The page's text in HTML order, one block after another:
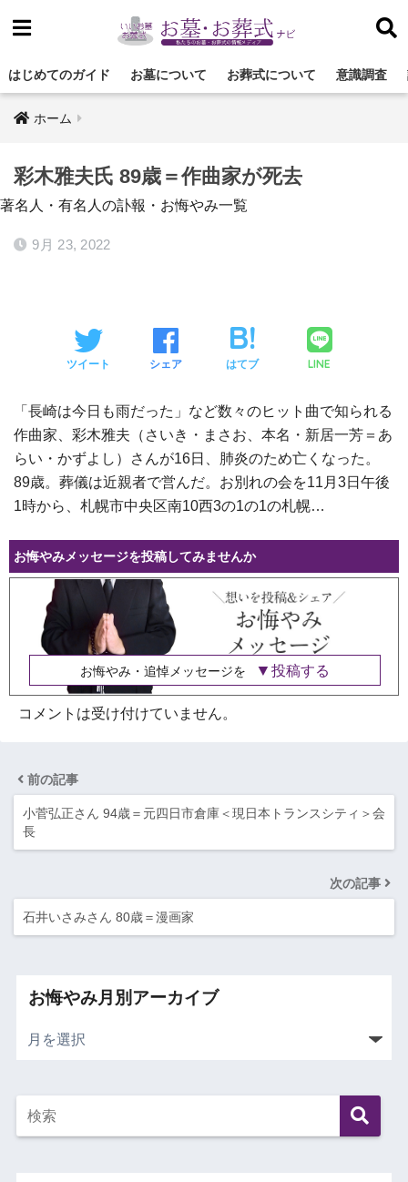
はじめてのガイド お墓について お葬式について 意識調査
ホーム
彩木雅夫氏 89歳＝作曲家が死去
著名人・有名人の訃報・お悔やみ一覧
9月 23, 2022
ツイート シェア はてブ LINE
「長崎は今日も雨だった」など数々のヒット曲で知られる
作曲家、彩木雅夫（さいき・まさお、本名・新居一芳＝あ
らい・かずよし）さんが16日、肺炎のため亡くなった。
89歳。葬儀は近親者で営んだ。お別れの会を11月3日午後
1時から、札幌市中央区南10西3の1の1の札幌…
お悔やみメッセージを投稿してみませんか
お悔やみ・追悼メッセージを 投稿する
コメントは受け付けていません。
前の記事
小菅弘正さん 94歳＝元四日市倉庫＜現日本トランスシティ＞会
長
次の記事
石井いさみさん 80歳＝漫画家
お悔やみ月別アーカイブ